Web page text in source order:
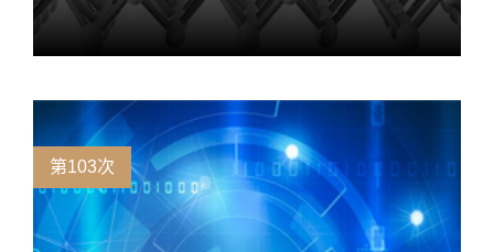
第103次